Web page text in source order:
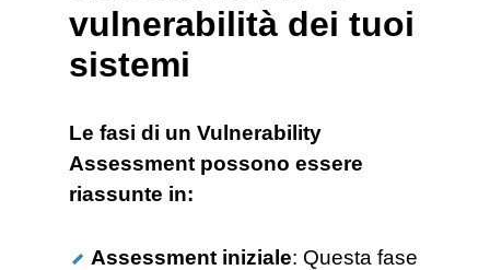
vulnerabilità dei tuoi
sistemi
Le fasi di un Vulnerability
Assessment possono essere
riassunte in:
Assessment iniziale: Questa fase